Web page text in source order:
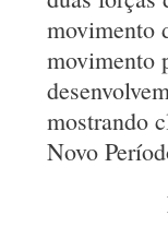
movimento
movimento
mostrando
Novo